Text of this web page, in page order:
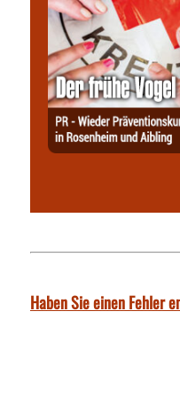
Haben Sie einen Fehler